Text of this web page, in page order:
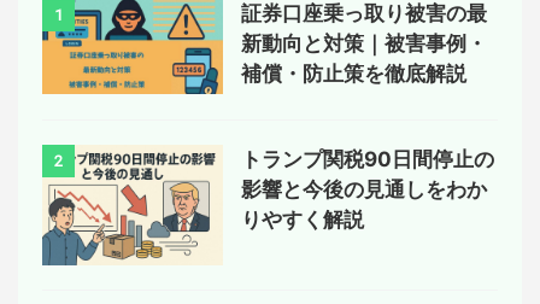
1
証券口座乗っ取り被害の最
新動向と対策｜被害事例・
補償・防止策を徹底解説
2
トランプ関税90日間停止の
影響と今後の見通しをわか
りやすく解説